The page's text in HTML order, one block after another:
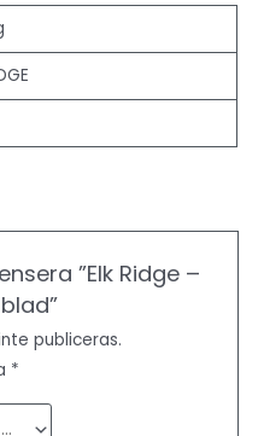
”Elk Ridge –
publiceras.
*